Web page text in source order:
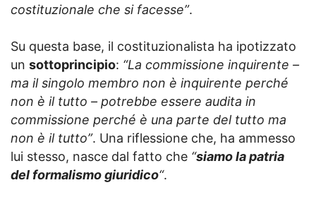
costituzionale che si facesse”.
Su questa base, il costituzionalista ha ipotizzato
un sottoprincipio: “La commissione inquirente –
ma il singolo membro non è inquirente perché
non è il tutto – potrebbe essere audita in
commissione perché è una parte del tutto ma
non è il tutto”. Una riflessione che, ha ammesso
lui stesso, nasce dal fatto che “siamo la patria
del formalismo giuridico“.